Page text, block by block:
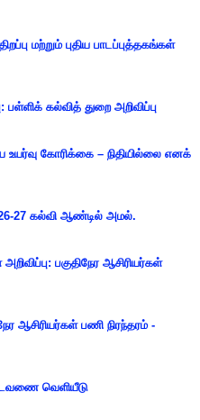
மற்றும் புதிய பாடப்புத்தகங்கள்
கல்வித் துறை அறிவிப்பு
உயர்வு கோரிக்கை – நிதியில்லை எனக்
27 கல்வி ஆண்டில் அமல்.
பகுதிநேர ஆசிரியர்கள்
ஆசிரியர்கள் பணி நிரந்தரம் -
வெளியீடு